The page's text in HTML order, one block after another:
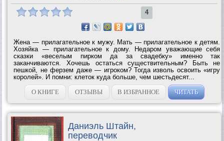
4
Жена — прилагательное к мужу. Мать — прилагательное к детям.
Хозяйка — прилагательное к дому. Недаром уважающие себя
сказки «веселым пирком да за свадебку» именно так
заканчиваются. Хочешь остаться существительным? Быть не
пешкой, не ферзем даже — игроком? Тогда изволь освоить «игру
королей». И помни: клеток куда больше, чем шестьдесят...
О КНИГЕ
ОТЗЫВЫ В ИЗБРАННОЕ ЧИТАТЬ
Даниэль Штайн,
переводчик